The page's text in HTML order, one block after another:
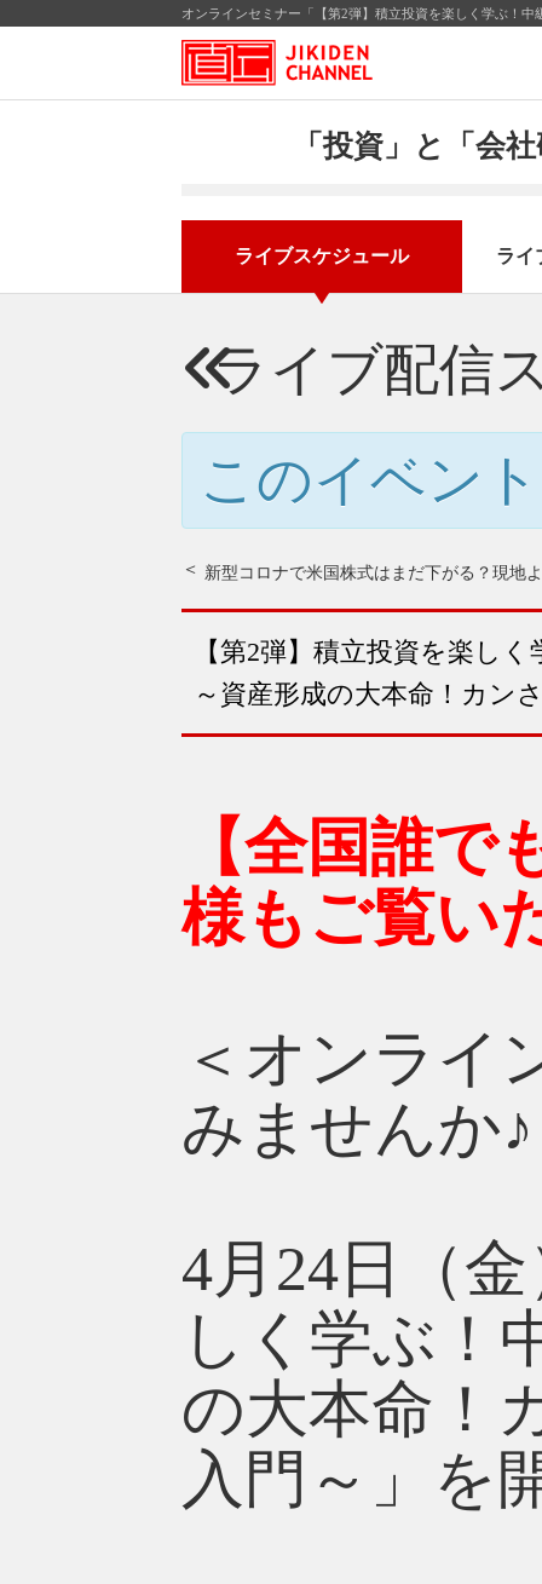
オンラインセミナー「【第2弾】積立投資を楽しく学ぶ！
「投資」と「会
ライブスケジュール ライ
ライブ配信
このイベン
新型コロナで米国株式はまだ下がる？現地
【第2弾】積立投資を楽し
～資産形成の大本命！カン
【全国誰
様もご覧い
＜オンライ
みませんか
4月24日（
しく学ぶ！
の大本命！
入門～」を